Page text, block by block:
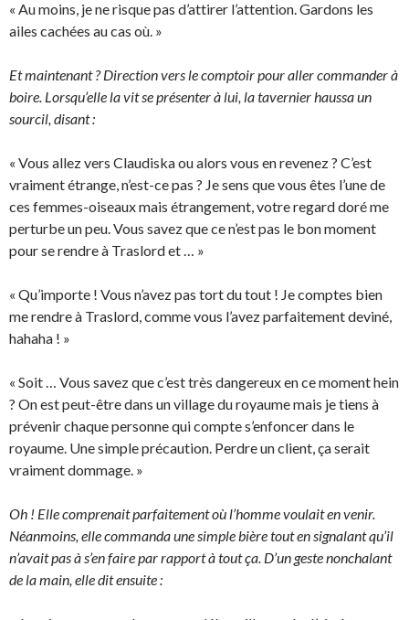
« Au moins, je ne risque pas d’attirer l’attention. Gardons les
ailes cachées au cas où. »
Et maintenant ? Direction vers le comptoir pour aller commander à
boire. Lorsqu’elle la vit se présenter à lui, la tavernier haussa un
sourcil, disant :
« Vous allez vers Claudiska ou alors vous en revenez ? C’est
vraiment étrange, n’est-ce pas ? Je sens que vous êtes l’une de
ces femmes-oiseaux mais étrangement, votre regard doré me
perturbe un peu. Vous savez que ce n’est pas le bon moment
pour se rendre à Traslord et … »
« Qu’importe ! Vous n’avez pas tort du tout ! Je comptes bien
me rendre à Traslord, comme vous l’avez parfaitement deviné,
hahaha ! »
« Soit … Vous savez que c’est très dangereux en ce moment hein
? On est peut-être dans un village du royaume mais je tiens à
prévenir chaque personne qui compte s’enfoncer dans le
royaume. Une simple précaution. Perdre un client, ça serait
vraiment dommage. »
Oh ! Elle comprenait parfaitement où l’homme voulait en venir.
Néanmoins, elle commanda une simple bière tout en signalant qu’il
n’avait pas à s’en faire par rapport à tout ça. D’un geste nonchalant
de la main, elle dit ensuite :